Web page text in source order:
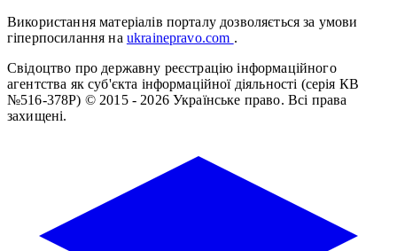
Використання матеріалів порталу дозволяється за умови
гіперпосилання на ukrainepravo.com .
Свідоцтво про державну реєстрацію інформаційного
агентства як суб'єкта інформаційної діяльності (серія КВ
№516-378Р) © 2015 - 2026 Українське право. Всі права
захищені.